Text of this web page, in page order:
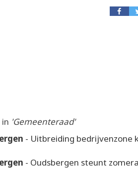
'Gemeenteraad'
- Uitbreiding bedrijvenzone
- Oudsbergen steunt